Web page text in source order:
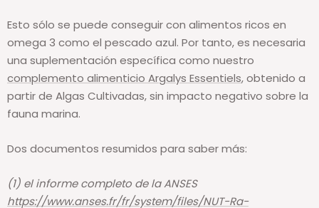
Esto sólo se puede conseguir con alimentos ricos en
omega 3 como el pescado azul. Por tanto, es necesaria
una suplementación específica como nuestro
complemento alimenticio Argalys Essentiels, obtenido a
partir de Algas Cultivadas, sin impacto negativo sobre la
fauna marina.
Dos documentos resumidos para saber más:
(1) el informe completo de la ANSES
https://www.anses.fr/fr/system/files/NUT-Ra-